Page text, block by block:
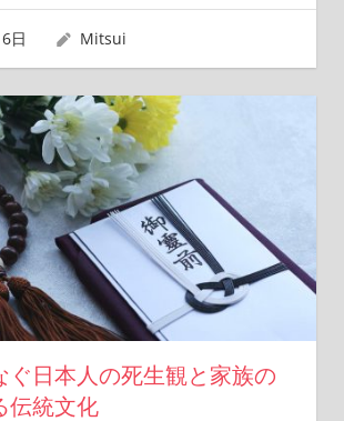
日 Mitsui
ぐ日本人の死生観と家族の
伝統文化